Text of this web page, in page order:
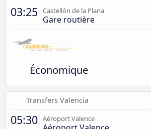
03:25 Castellón de la Plana
Gare routière
Économique
Transfers Valencia
05:30 Aéroport Valence